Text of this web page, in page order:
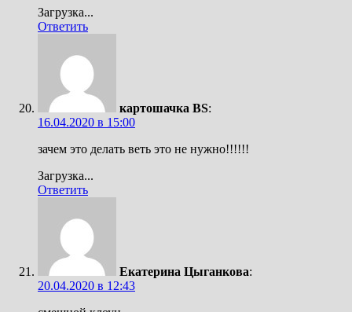
Загрузка...
Ответить
картошачка BS:
16.04.2020 в 15:00
зачем это делать веть это не нужно!!!!!!
Загрузка...
Ответить
Екатерина Цыганкова:
20.04.2020 в 12:43